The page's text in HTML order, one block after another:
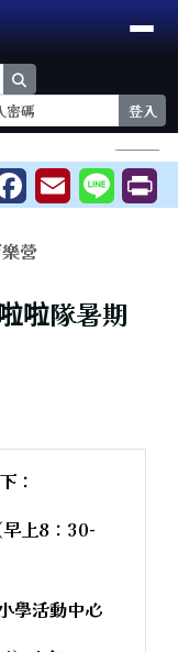
登入
⏸
營
啦隊暑期
：
上8：30-
學活動中心